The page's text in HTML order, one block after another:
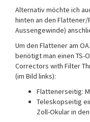
Alternativ möchte ich
hinten an den Flattener/
Aussengewinde)
Um den Flattener am
benötigt man einen TS-
Correctors with Filter
(im Bild links):
Flattenerseitig:
Teleskopseitig
Zoll-Okular in